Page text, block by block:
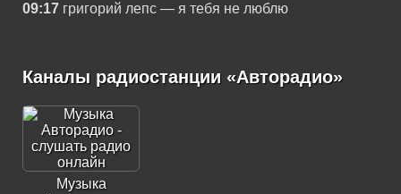
09:17 григорий лепс — я тебя не люблю
Каналы радиостанции «Авторадио»
Музыка